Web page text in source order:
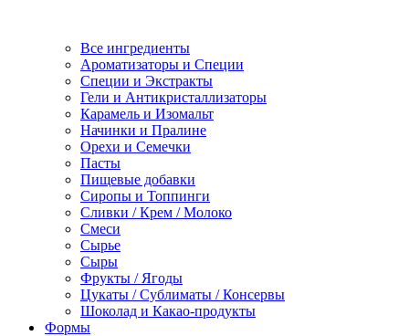
Все ингредиенты
Ароматизаторы и Специи
Специи и Экстракты
Гели и Антикристаллизаторы
Карамель и Изомальт
Начинки и Пралине
Орехи и Семечки
Пасты
Пищевые добавки
Сиропы и Топпинги
Сливки / Крем / Молоко
Смеси
Сырье
Сыры
Фрукты / Ягоды
Цукаты / Сублиматы / Консервы
Шоколад и Какао-продукты
Формы